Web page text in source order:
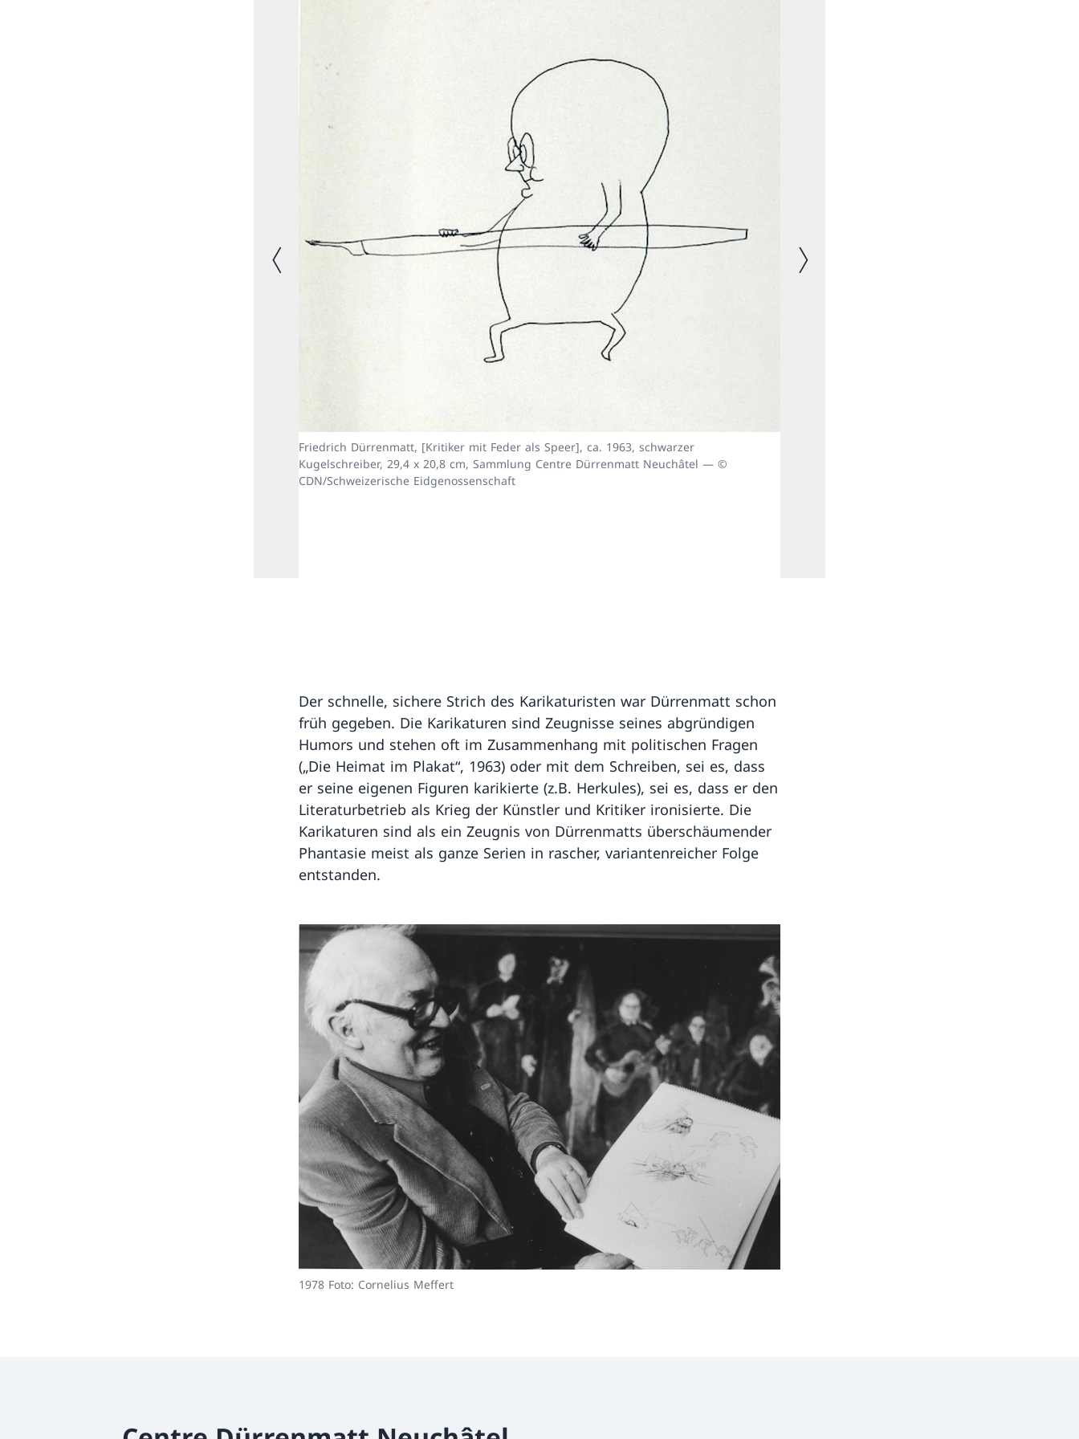
Friedrich Dürrenmatt, [Kritiker mit Feder als Speer], ca. 1963, schwarzer
Kugelschreiber, 29,4 x 20,8 cm, Sammlung Centre Dürrenmatt Neuchâtel — ©
CDN/Schweizerische Eidgenossenschaft
Vorheriges Bild Nächstes Bild
Der schnelle, sichere Strich des Karikaturisten war Dürrenmatt schon
früh gegeben. Die Karikaturen sind Zeugnisse seines abgründigen
Humors und stehen oft im Zusammenhang mit politischen Fragen
(„Die Heimat im Plakat“, 1963) oder mit dem Schreiben, sei es, dass
er seine eigenen Figuren karikierte (z.B. Herkules), sei es, dass er den
Literaturbetrieb als Krieg der Künstler und Kritiker ironisierte. Die
Karikaturen sind als ein Zeugnis von Dürrenmatts überschäumender
Phantasie meist als ganze Serien in rascher, variantenreicher Folge
entstanden.
1978 Foto: Cornelius Meffert